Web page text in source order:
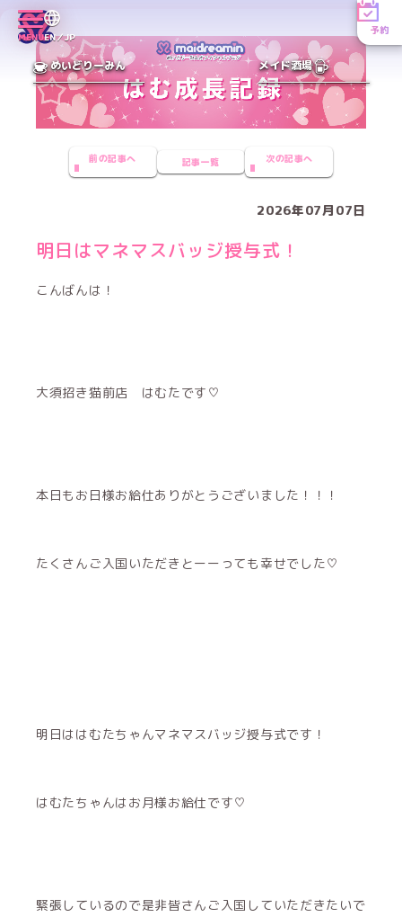
MENUEN／JP
予約
めいどりーみん メイド酒場
前の記事へ 記事一覧 次の記事へ
2026年07月07日
明日はマネマスバッジ授与式！
こんばんは！
大須招き猫前店 はむたです♡
本日もお日様お給仕ありがとうございました！！！
たくさんご入国いただきとーーっても幸せでした♡
明日ははむたちゃんマネマスバッジ授与式です！
はむたちゃんはお月様お給仕です♡
緊張しているので是非皆さんご入国していただきたいで